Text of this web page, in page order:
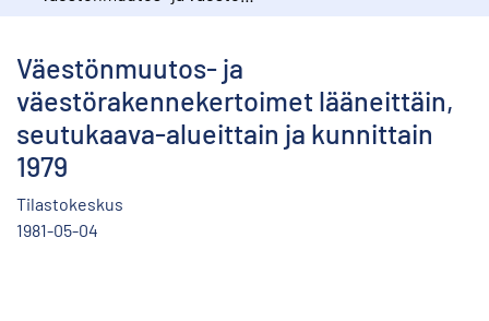
Väestönmuutos- ja
väestörakennekertoimet lääneittäin,
seutukaava-alueittain ja kunnittain
1979
Tilastokeskus
1981-05-04